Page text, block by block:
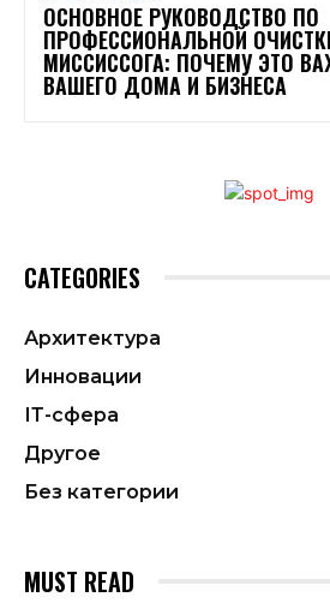
ОСНОВНОЕ РУКОВОДСТВО ПО
ПРОФЕССИОНАЛЬНОЙ
МИССИССОГА: ПОЧЕМУ ЭТО
ВАШЕГО ДОМА И БИЗНЕСА
CATEGORIES
Архитектура
Инновации
ІТ-сфера
Другое
Без категории
MUST READ